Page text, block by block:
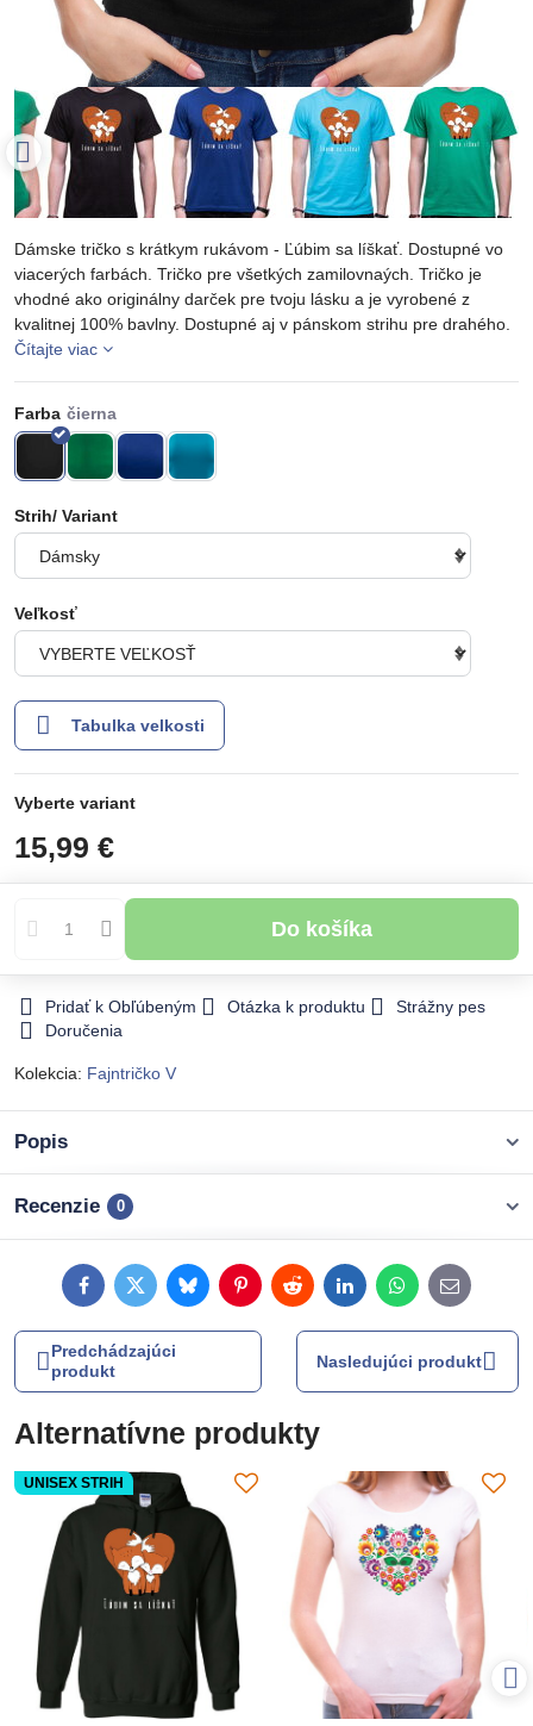
Dámske tričko s krátkym rukávom - Ľúbim sa líškať. Dostupné vo
viacerých farbách. Tričko pre všetkých zamilovnaých. Tričko je
vhodné ako originálny darček pre tvoju lásku a je vyrobené z
kvalitnej 100% bavlny. Dostupné aj v pánskom strihu pre drahého.
Čítajte viac
Farba
Strih/ Variant
Veľkosť
Tabulka velkosti
Vyberte variant
15,99 €
Do košíka
Pridať k Obľúbeným Otázka k produktu
Strážny pes
Doručenia
Kolekcia: Fajntričko V
Popis
Recenzie 0
FacebookTwitterBlueskyPinterestRedditLinkedInWhatsApp
E-
mail
Predchádzajúci
produkt
Nasledujúci produkt
Alternatívne produkty
UNISEX STRIH